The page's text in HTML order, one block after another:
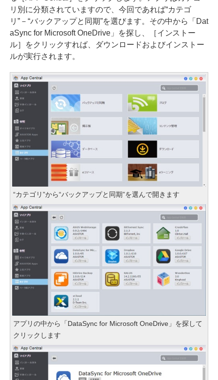
リ別に分類されていますので、今回であれば“カテゴ
リ”－“バックアップと同期”を選びます。その中から「Dat
aSync for Microsoft OneDrive」を探し、［インストー
ル］をクリックすれば、ダウンロードおよびインストー
ルが実行されます。
“カテゴリ”から“バックアップと同期”を選んで開きます
アプリの中から「DataSync for Microsoft OneDrive」を探して
クリックします